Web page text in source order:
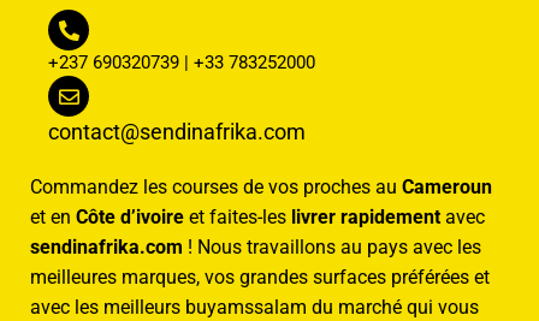
+237 690320739 | +33 783252000
contact@sendinafrika.com
Commandez les courses de vos proches au Cameroun
et en Côte d’ivoire et faites-les livrer rapidement avec
sendinafrika.com ! Nous travaillons au pays avec les
meilleures marques, vos grandes surfaces préférées et
avec les meilleurs buyamssalam du marché qui vous